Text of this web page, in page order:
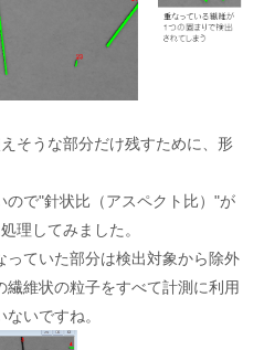
そうな部分だけ残すために、形
で"針状比（アスペクト比）"が
理してみました。
ていた部分は検出対象から除外
繊維状の粒子をすべて計測に利用
いですね。